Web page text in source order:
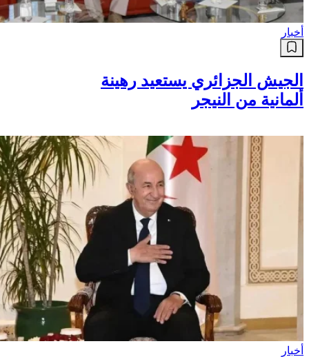
أخبار
الجيش الجزائري يستعيد رهينة
ألمانية من النيجر
أخبار